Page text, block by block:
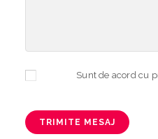
TRIMITE MESAJ